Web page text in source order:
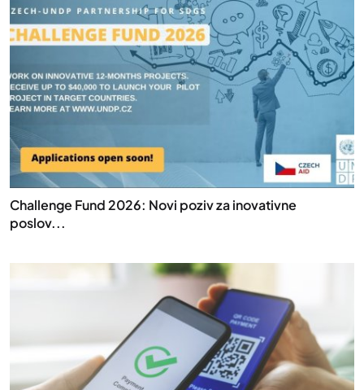
Challenge Fund 2026: Novi poziv za inovativne
poslov...